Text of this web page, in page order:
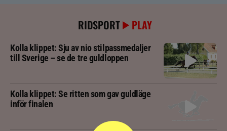
RIDSPORT PLAY
Kolla klippet: Sju av nio stilpassmedaljer
till Sverige – se de tre guldloppen
Kolla klippet: Se ritten som gav guldläge
inför finalen